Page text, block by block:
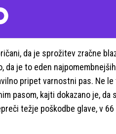
da je sprožitev zračne
da je to eden
pripet varnostni pas. Ne
pasom, kajti dokazano je,
težje poškodbe glave, v